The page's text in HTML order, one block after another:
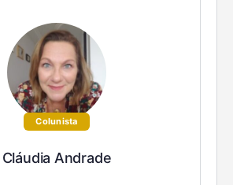
Colunista
Cláudia Andrade